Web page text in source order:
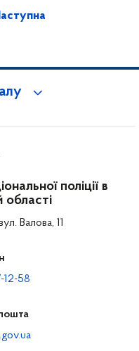
поліції в
області
Валова, 11
12-58